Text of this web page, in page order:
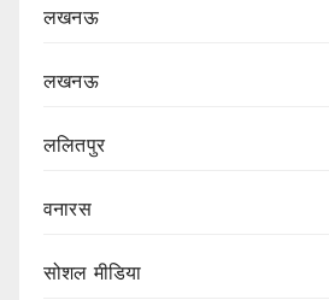
लखनऊ
लखनऊ
ललितपुर
वनारस
सोशल मीडिया